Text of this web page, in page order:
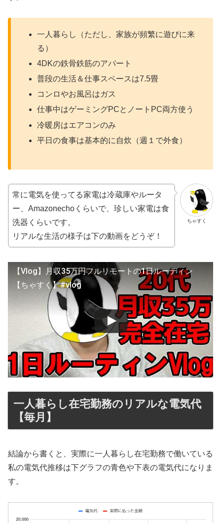
一人暮らし（ただし、家族が頻繁に遊びに来
る）
4DKの鉄骨鉄筋のアパート
普段の生活＆仕事スペースは7.5畳
コンロやお風呂はガス
仕事中はゲーミングPCとノートPC両方使う
冷暖房はエアコンのみ
平日の食事は基本的に自炊（週１で外食）
ちゃすく
常に電気を使ってる家電は冷蔵庫やルータ
ー、Amazonechoくらいで、珍しい家電は食
洗器くらいです。
リアルな生活の様子は下の動画をどうぞ！
【Vlog】月収35万円フルリモートの1日ルーティン
【ちゃすく】#vlog
一人暮らし在宅勤務のリアルな電気代
【毎月】
結論から書くと、実際に一人暮らし在宅勤務で働いている
私の電気代推移は下グラフの青色や下表の電気代になりま
す。